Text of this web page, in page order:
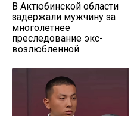
В Актюбинской области
задержали мужчину за
многолетнее
преследование экс-
возлюбленной